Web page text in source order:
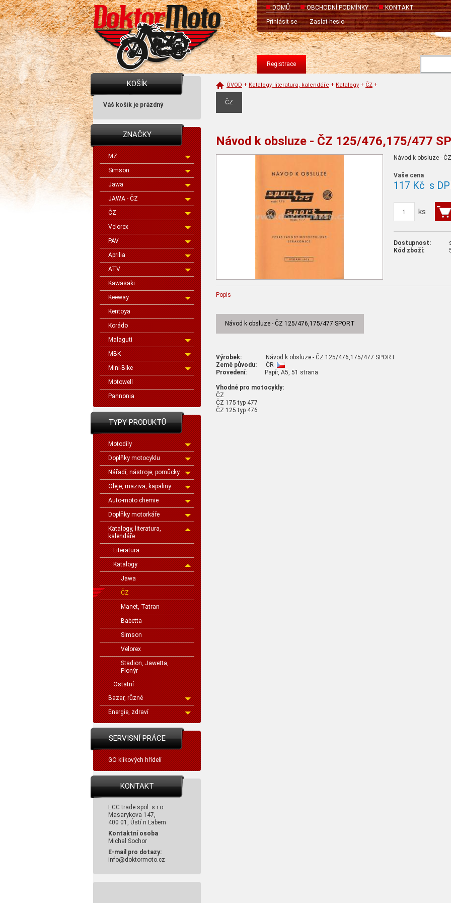
DOMŮ OBCHODNÍ PODMÍNKY
KONTAKT
Přihlásit se
Zaslat heslo
Registrace
KOŠÍK
Váš košík je prázdný
ZNAČKY
MZ
Simson
Jawa
JAWA - ČZ
ČZ
Velorex
PAV
Aprilia
ATV
Kawasaki
Keeway
Kentoya
Korádo
Malaguti
MBK
Mini-Bike
Motowell
Pannonia
TYPY PRODUKTŮ
Motodíly
Doplňky motocyklu
Nářadí, nástroje, pomůcky
Oleje, maziva, kapaliny
Auto-moto chemie
Doplňky motorkáře
Katalogy, literatura,
kalendáře
Literatura
Katalogy
Jawa
ČZ
Manet, Tatran
Babetta
Simson
Velorex
Stadion, Jawetta,
Pionýr
Ostatní
Bazar, různé
Energie, zdraví
SERVISNÍ PRÁCE
GO klikových hřídelí
KONTAKT
ECC trade spol. s r.o.
Masarykova 147,
400 01, Ústí n Labem
Kontaktní osoba
Michal Sochor
E-mail pro dotazy:
info@doktormoto.cz
ÚVOD + Katalogy, literatura, kalendáře + Katalogy + ČZ +
ČZ
Návod k obsluze - ČZ 125/476,175/477
Návod k obsluze -
Vaše cena
117 Kč s
ks
Dostupnost:
Kód zboží:
Popis
Návod k obsluze - ČZ 125/476,175/477 SPORT
Výrobek: Návod k obsluze - ČZ 125/476,175/477 SPORT
Země původu: ČR
Provedení: Papír, A5, 51 strana
Vhodné pro motocykly:
ČZ
ČZ 175 typ 477
ČZ 125 typ 476